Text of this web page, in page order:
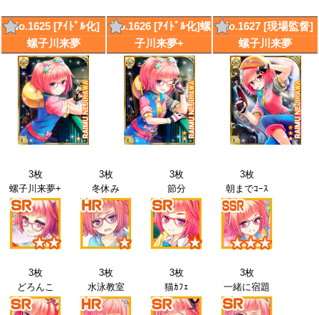
No.1625 [ｱｲﾄﾞﾙ化]
螺子川来夢
No.1626 [ｱｲﾄﾞﾙ化]螺
子川来夢+
No.1627 [現場監督]
螺子川来夢
3枚
螺子川来夢+
3枚
冬休み
3枚
節分
3枚
朝までｺｰｽ
3枚
どろんこ
3枚
水泳教室
3枚
猫ｶﾌｪ
3枚
一緒に宿題